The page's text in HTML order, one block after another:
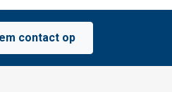
contact op